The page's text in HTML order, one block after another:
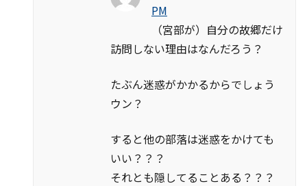
PM
（宮部が）自分の故郷だけ
訪問しない理由はなんだろう？
たぶん迷惑がかかるからでしょう
ウン？
すると他の部落は迷惑をかけても
いい？？？
それとも隠してることある？？？